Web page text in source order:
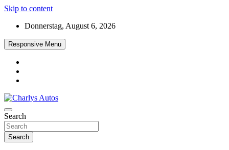
Skip to content
Donnerstag, August 6, 2026
Responsive Menu
Charlys Autos
Das neue Automagazin – global. regional. informativ. interaktiv
Search
Search